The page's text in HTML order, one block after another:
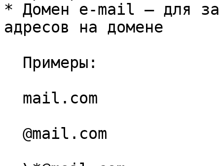
* Домен e-mail — для
адресов на домене